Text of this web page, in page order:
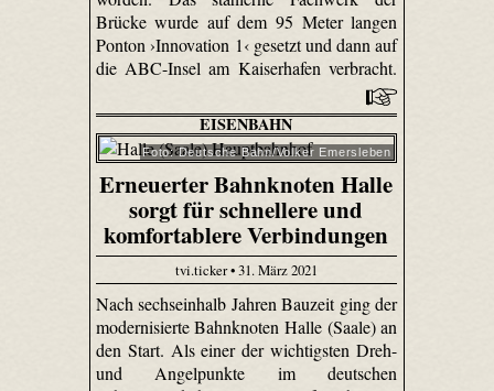
Brücke wurde auf dem 95 Meter langen
Ponton ›Innovation 1‹ gesetzt und dann auf
die ABC-Insel am Kaiserhafen verbracht.
EISENBAHN
Foto: Deutsche Bahn/Volker Emersleben
Erneuerter Bahnknoten Halle
sorgt für schnellere und
komfortablere Verbindungen
tvi.ticker • 31. März 2021
Nach sechseinhalb Jahren Bauzeit ging der
modernisierte Bahnknoten Halle (Saale) an
den Start. Als einer der wichtigsten Dreh-
und Angelpunkte im deutschen